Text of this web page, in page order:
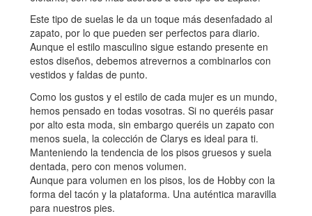
Este tipo de suelas le da un toque más desenfadado al
zapato, por lo que pueden ser perfectos para diario.
Aunque el estilo masculino sigue estando presente en
estos diseños, debemos atrevernos a combinarlos con
vestidos y faldas de punto.
Como los gustos y el estilo de cada mujer es un mundo,
hemos pensado en todas vosotras. Si no queréis pasar
por alto esta moda, sin embargo queréis un zapato con
menos suela, la colección de Clarys es ideal para ti.
Manteniendo la tendencia de los pisos gruesos y suela
dentada, pero con menos volumen.
Aunque para volumen en los pisos, los de Hobby con la
forma del tacón y la plataforma. Una auténtica maravilla
para nuestros pies.